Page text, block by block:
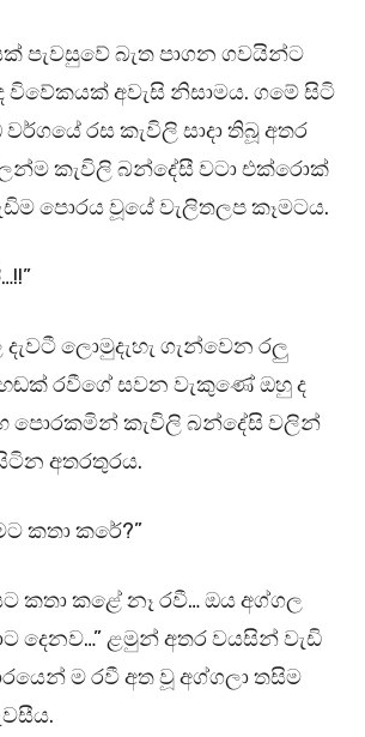
පැවසුවේ බැත පාගන ගවයින්ට
අවැසි නිසාමය. ගමේ සිටි
රස කැවිලි සාදා තිබූ අතර
කැවිලි බන්දේසී වටා එක්රොක්
පොරය වූයේ වැලිතලප කෑමටය.
දැවටී ලොමුදැහැ ගැන්වෙන රලු
රවීගේ සවන වැකුණේ ඔහු ද
පොරකමින් කැවිලි බන්දේසි වලින්
අතරතුරය.
කතා කරේ?”
කතා කළේ නෑ රවී… ඔය අග්ගල
දෙනව…” ළමුන් අතර වයසින් වැඩි
ම රවී අත වූ අග්ගලා තසිම